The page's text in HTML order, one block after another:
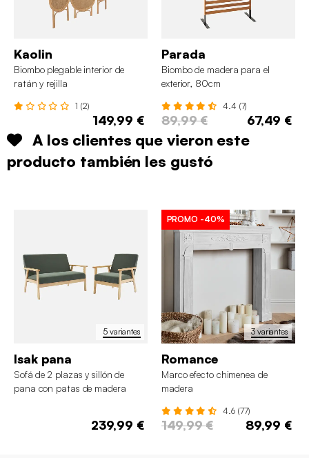
Kaolin
Biombo plegable interior de
ratán y rejilla
1 (2)
149,99 €
Parada
Biombo de madera para el
exterior, 80cm
4.4 (7)
89,99 € 67,49 €
A los clientes que vieron este
producto también les gustó
5 variantes
Isak pana
Sofá de 2 plazas y sillón de
pana con patas de madera
239,99 €
3 variantes
PROMO -40%
Romance
Marco efecto chimenea de
madera
4.6 (77)
149,99 € 89,99 €